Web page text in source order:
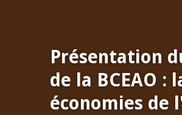
Présentation
de la BCEAO :
économies de